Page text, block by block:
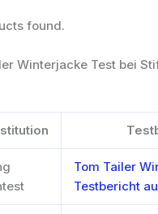
found.
Winterjacke Test bei
Tom Tailer
Testbericht